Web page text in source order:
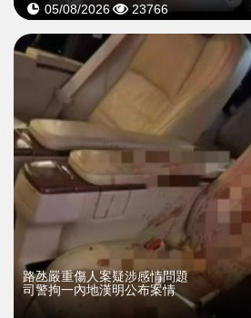
05/08/2026 23766
​路氹嚴重傷人案疑涉感情問題
司警拘一內地漢明公布案情